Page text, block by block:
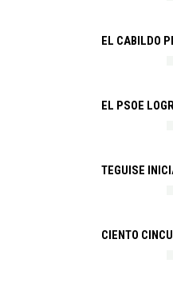
EL CABILDO
EL PSOE
TEGUISE
CIENTO